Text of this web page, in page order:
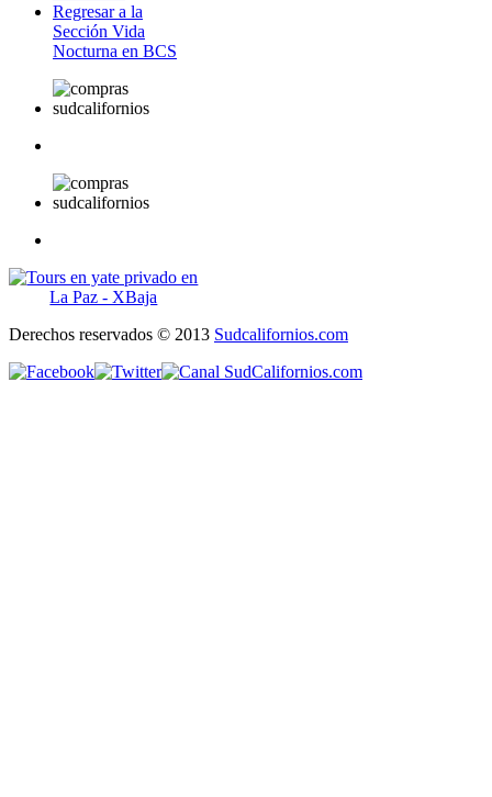
Regresar a la
Sección Vida
Nocturna en BCS
Derechos reservados © 2013 Sudcalifornios.com